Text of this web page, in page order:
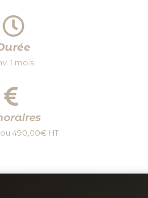
1 mois
490,00€ HT